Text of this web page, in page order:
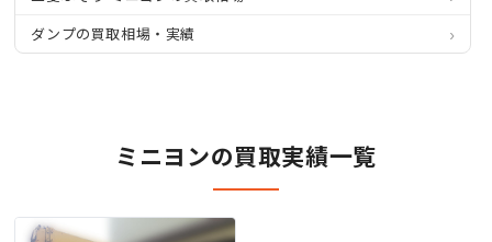
ダンプの買取相場・実績
ミニヨンの買取実績一覧